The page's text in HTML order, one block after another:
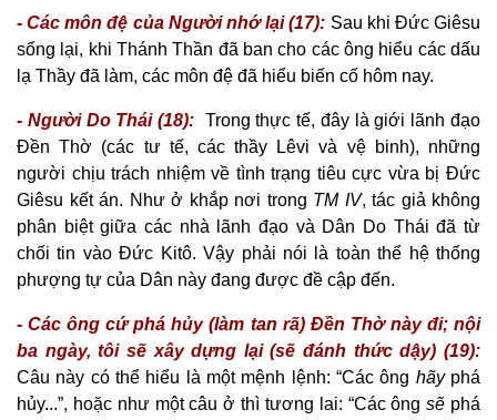
- Các môn đệ của Người nhớ lại (17): Sau khi Đức Giêsu
sống lại, khi Thánh Thần đã ban cho các ông hiểu các dấu
lạ Thầy đã làm, các môn đệ đã hiểu biến cố hôm nay.
- Người Do Thái (18): Trong thực tế, đây là giới lãnh đạo
Đền Thờ (các tư tế, các thầy Lêvi và vệ binh), những
người chịu trách nhiệm về tình trạng tiêu cực vừa bị Đức
Giêsu kết án. Như ở khắp nơi trong TM IV, tác giả không
phân biệt giữa các nhà lãnh đạo và Dân Do Thái đã từ
chối tin vào Đức Kitô. Vậy phải nói là toàn thể hệ thống
phượng tự của Dân này đang được đề cập đến.
- Các ông cứ phá hủy (làm tan rã) Đền Thờ này đi; nội
ba ngày, tôi sẽ xây dựng lại (sẽ đánh thức dậy) (19):
Câu này có thể hiểu là một mệnh lệnh: “Các ông hãyphá
hủy...”, hoặc như một câu ở thì tương lai: “Các ôngsẽ phá